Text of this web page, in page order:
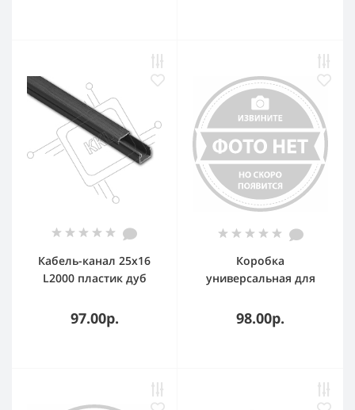
Кабель-канал 25х16
L2000 пластик дуб
РКК-25х16-08М
97.00р.
Коробка
универсальная для
85х85х45 (152 шт)
98.00р.